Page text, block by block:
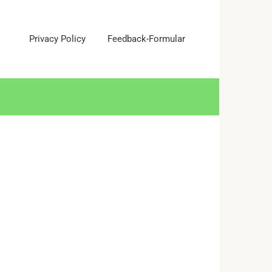
Privacy Policy Feedback-Formular